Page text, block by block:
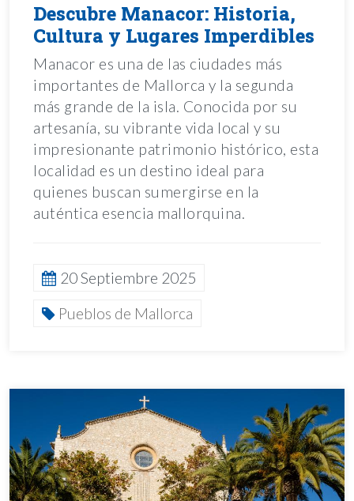
Descubre Manacor: Historia,
Cultura y Lugares Imperdibles
Manacor es una de las ciudades más
importantes de Mallorca y la segunda
más grande de la isla. Conocida por su
artesanía, su vibrante vida local y su
impresionante patrimonio histórico, esta
localidad es un destino ideal para
quienes buscan sumergirse en la
auténtica esencia mallorquina.
20 Septiembre 2025
Pueblos de Mallorca